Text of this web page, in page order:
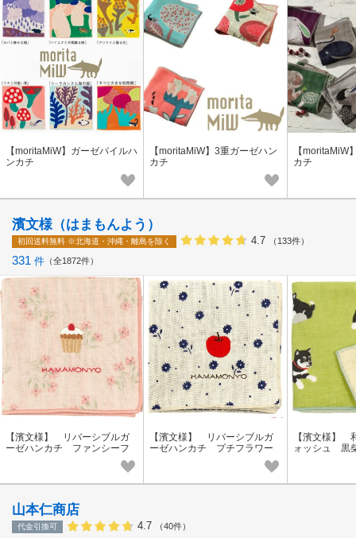
【moritaMiW】ガーゼパイルハ
ンカチ
【moritaMiW】3重ガーゼハン
カチ
【moritaMiW
カチ
濱文様（はまもんよう）
初回送料無料 ※北海道・沖縄・離島を除く 4.7 （133件）
331 件 全1872件
【濱文様】 リバーシブルガ
ーゼハンカチ ファンシーフ
【濱文様】 リバーシブルガ
ーゼハンカチ プチフラワー
【濱文様】
ォッシュ 黒
山本仁商店
代金引換可 4.7 （40件）